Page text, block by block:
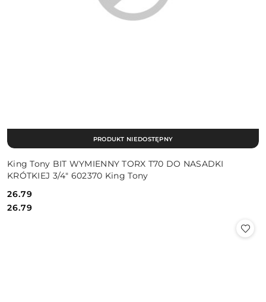
King Tony BIT WYMIENNY TORX T70 DO NASADKI
KRÓTKIEJ 3/4" 602370 King Tony
Cena:
26.79
Cena:
26.79
PRODUKT NIEDOSTĘPNY